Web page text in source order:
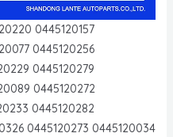
0445120157
0445120256
0445120279
0445120272
0445120282
0445120273 0445120034